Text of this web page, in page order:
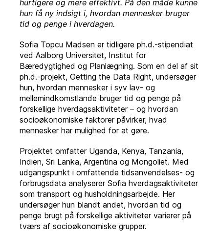
hurtigere og mere effektivt. På den måde kunne
hun få ny indsigt i, hvordan mennesker bruger
tid og penge i hverdagen.
Sofia Topcu Madsen er tidligere ph.d.-stipendiat
ved Aalborg Universitet, Institut for
Bæredygtighed og Planlægning. Som en del af sit
ph.d.-projekt, Getting the Data Right, undersøger
hun, hvordan mennesker i syv lav- og
mellemindkomstlande bruger tid og penge på
forskellige hverdagsaktiviteter – og hvordan
socioøkonomiske faktorer påvirker, hvad
mennesker har mulighed for at gøre.
Projektet omfatter Uganda, Kenya, Tanzania,
Indien, Sri Lanka, Argentina og Mongoliet. Med
udgangspunkt i omfattende tidsanvendelses- og
forbrugsdata analyserer Sofia hverdagsaktiviteter
som transport og husholdningsarbejde. Her
undersøger hun blandt andet, hvordan tid og
penge brugt på forskellige aktiviteter varierer på
tværs af socioøkonomiske grupper.